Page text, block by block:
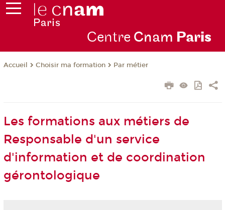
Centre Cnam Paris
Accueil Choisir ma formation Par métier
Les formations aux métiers de
Responsable d'un service
d'information et de coordination
gérontologique